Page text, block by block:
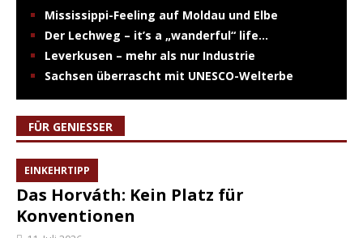
Mississippi-Feeling auf Moldau und Elbe
Der Lechweg – it’s a „wanderful“ life…
Leverkusen – mehr als nur Industrie
Sachsen überrascht mit UNESCO-Welterbe
FÜR GENIESSER
EINKEHRTIPP
Das Horváth: Kein Platz für
Konventionen